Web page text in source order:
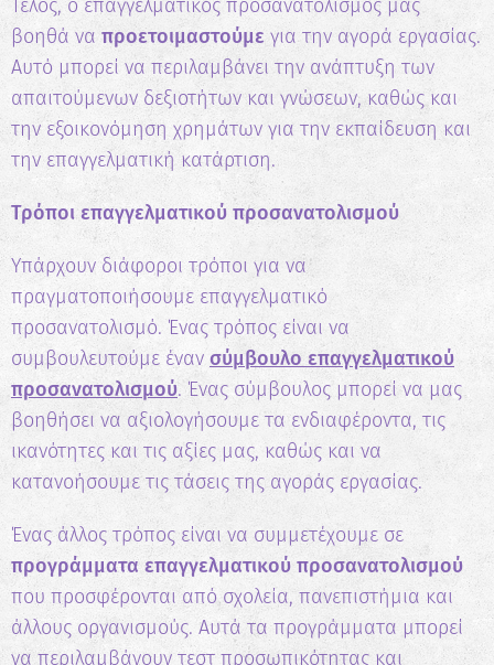
Κάνε το Δωρεάν Τεστ
Επαγγελματικού
Προσανατολισμού!
Ανακάλυψε τις πραγματικές σου
δυνατότητες και σχεδίασε την ιδανική
καριέρα.
Ξεκίνα τώρα
Τέλος, ο επαγγελματικός προσανατολισμός μας
βοηθά να προετοιμαστούμε για την αγορά εργασίας.
Αυτό μπορεί να περιλαμβάνει την ανάπτυξη των
απαιτούμενων δεξιοτήτων και γνώσεων, καθώς και
την εξοικονόμηση χρημάτων για την εκπαίδευση και
την επαγγελματική κατάρτιση.
Τρόποι επαγγελματικού προσανατολισμού
Υπάρχουν διάφοροι τρόποι για να
πραγματοποιήσουμε επαγγελματικό
προσανατολισμό. Ένας τρόπος είναι να
συμβουλευτούμε έναν σύμβουλο επαγγελματικού
προσανατολισμού. Ένας σύμβουλος μπορεί να μας
βοηθήσει να αξιολογήσουμε τα ενδιαφέροντα, τις
ικανότητες και τις αξίες μας, καθώς και να
κατανοήσουμε τις τάσεις της αγοράς εργασίας.
Ένας άλλος τρόπος είναι να συμμετέχουμε σε
προγράμματα επαγγελματικού προσανατολισμού
που προσφέρονται από σχολεία, πανεπιστήμια και
άλλους οργανισμούς. Αυτά τα προγράμματα μπορεί
να περιλαμβάνουν τεστ προσωπικότητας και